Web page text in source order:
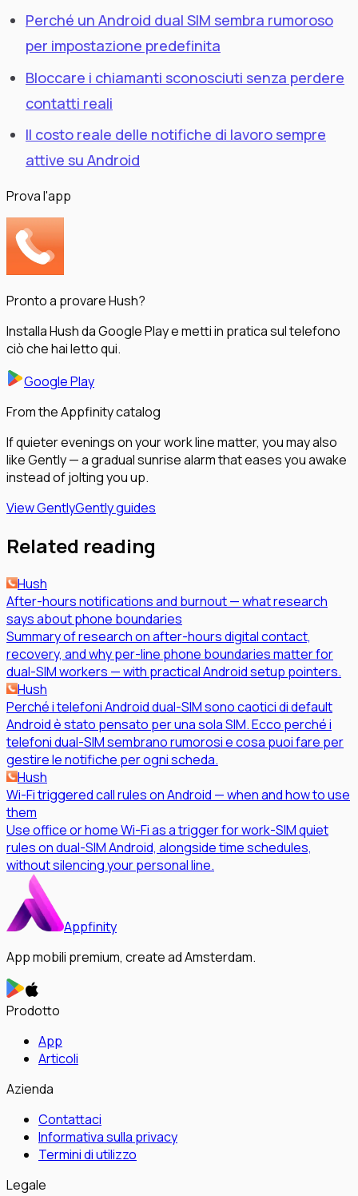
Perché un Android dual SIM sembra rumoroso
per impostazione predefinita
Bloccare i chiamanti sconosciuti senza perdere
contatti reali
Il costo reale delle notifiche di lavoro sempre
attive su Android
Prova l'app
Pronto a provare Hush?
Installa Hush da Google Play e metti in pratica sul telefono
ciò che hai letto qui.
Google Play
From the Appfinity catalog
If quieter evenings on your work line matter, you may also
like Gently — a gradual sunrise alarm that eases you awake
instead of jolting you up.
View GentlyGently guides
Related reading
Hush
After-hours notifications and burnout — what research
says about phone boundaries
Summary of research on after-hours digital contact,
recovery, and why per-line phone boundaries matter for
dual-SIM workers — with practical Android setup pointers.
Hush
Perché i telefoni Android dual-SIM sono caotici di default
Android è stato pensato per una sola SIM. Ecco perché i
telefoni dual-SIM sembrano rumorosi e cosa puoi fare per
gestire le notifiche per ogni scheda.
Hush
Wi-Fi triggered call rules on Android — when and how to use
them
Use office or home Wi-Fi as a trigger for work-SIM quiet
rules on dual-SIM Android, alongside time schedules,
without silencing your personal line.
Appfinity
App mobili premium, create ad Amsterdam.
Prodotto
App
Articoli
Azienda
Contattaci
Informativa sulla privacy
Termini di utilizzo
Legale